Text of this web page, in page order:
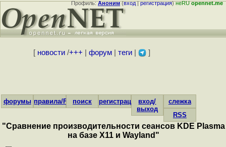
Профиль:Аноним(вход|регистрация)неRUopennet.me
[ новости/+++ форум| теги| ]
форумы правила/FAQпоиск регистрациявход/
выход
слежка
RSS
"Сравнение производительности сеансов KDE Plasma
на базе X11 и Wayland"